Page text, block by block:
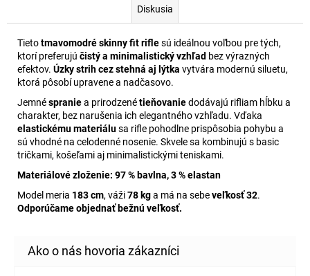
Diskusia
Tietotmavomodré skinny fit riflesú ideálnou voľbou pre tých,
ktorí preferujú čistý a minimalistický vzhľad bez výrazných
efektov. Úzky strih cez stehná aj lýtka vytvára modernú siluetu,
ktorá pôsobí upravene a nadčasovo.
Jemnéspraniea prirodzenétieňovaniedodávajú rifliam hĺbku a
charakter, bez narušenia ich elegantného vzhľadu. Vďaka
elastickému materiálusa rifle pohodlne prispôsobia pohybu a
sú vhodné na celodenné nosenie. Skvele sa kombinujú s basic
tričkami, košeľami aj minimalistickými teniskami.
Materiálové zloženie: 97 % bavlna, 3 % elastan
Model meria 183 cm, váži78 kga má na sebeveľkosť 32.
Odporúčame objednať bežnú veľkosť.